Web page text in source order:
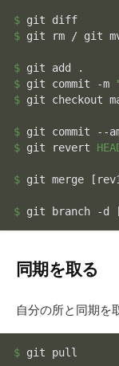
$ git
$ git rm / git
$
$ git commit -m
$ git
$
$ git revert
$ git
$ git
同期を取る
自分の所と同期を
$ git pull